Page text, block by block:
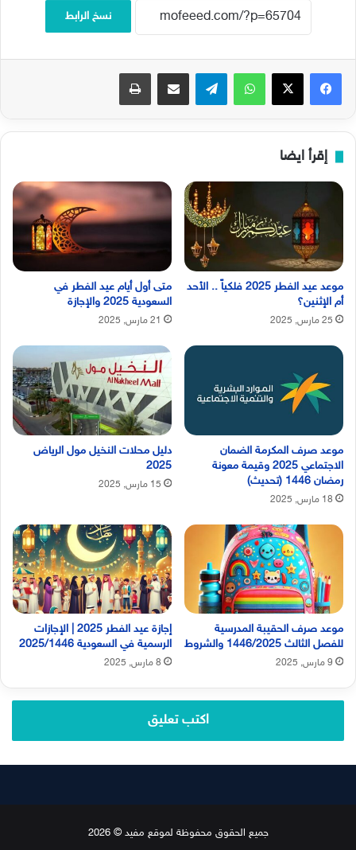
نسخ الرابط
فيسبوك‫X واتساب تيلقرام مشاركة عبر البريد طباعة
إقرأ ايضا
موعد عيد الفطر 2025 فلكياً .. الأحد
أم الإثنين؟
25 مارس, 2025
متى أول أيام عيد الفطر في
السعودية 2025 والإجازة
21 مارس, 2025
موعد صرف المكرمة الضمان
الاجتماعي 2025 وقيمة معونة
رمضان 1446 (تحديث)
18 مارس, 2025
دليل محلات النخيل مول الرياض
2025
15 مارس, 2025
موعد صرف الحقيبة المدرسية
للفصل الثالث 1446/2025 والشروط
9 مارس, 2025
إجازة عيد الفطر 2025 | الإجازات
الرسمية في السعودية 2025/1446
8 مارس, 2025
اكتب تعليق
جميع الحقوق محفوظة لموقع مفيد © 2026